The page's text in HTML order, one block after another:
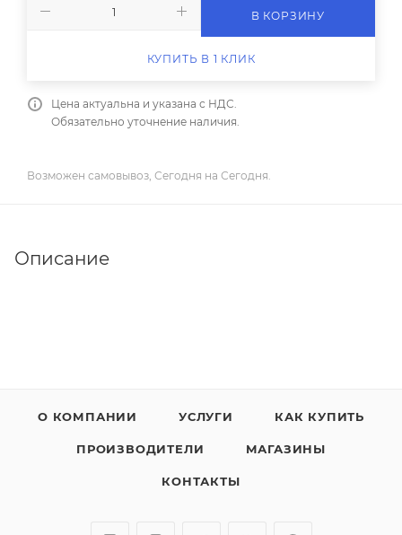
В КОРЗИНУ
КУПИТЬ В 1 КЛИК
Цена актуальна и указана с НДС.
Обязательно уточнение наличия.
Возможен самовывоз, Сегодня на Сегодня.
Описание
О КОМПАНИИ УСЛУГИ КАК КУПИТЬ
ПРОИЗВОДИТЕЛИ МАГАЗИНЫ
КОНТАКТЫ